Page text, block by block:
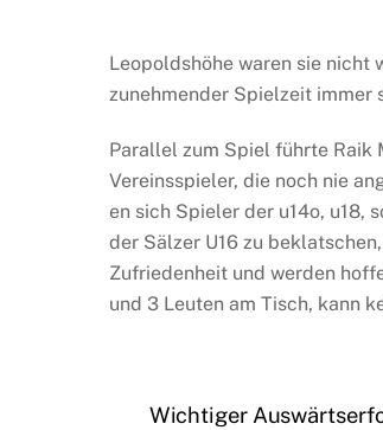
Leopoldshöhe waren sie nicht
zunehmender Spielzeit immer
Parallel zum Spiel führte Raik
Vereinsspieler, die noch nie
en sich Spieler der u14o, u18,
der Sälzer U16 zu
Zufriedenheit und werden
und 3 Leuten am Tisch, kann
Wichtiger